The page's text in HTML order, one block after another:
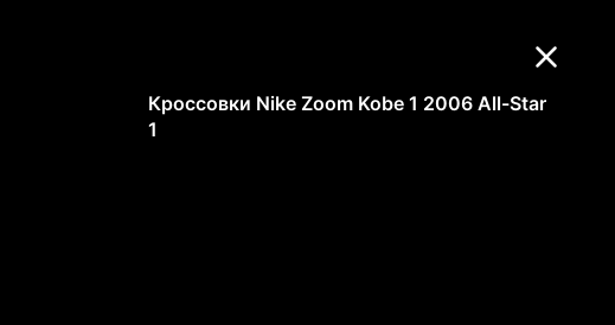
Кроссовки Nike Zoom Kobe 1 2006 All-Star
1